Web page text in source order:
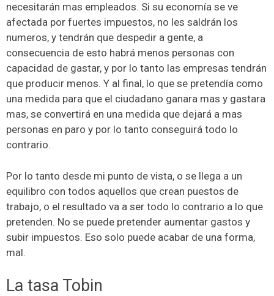
necesitarán mas empleados. Si su economía se ve
afectada por fuertes impuestos, no les saldrán los
numeros, y tendrán que despedir a gente, a
consecuencia de esto habrá menos personas con
capacidad de gastar, y por lo tanto las empresas tendrán
que producir menos. Y al final, lo que se pretendía como
una medida para que el ciudadano ganara mas y gastara
mas, se convertirá en una medida que dejará a mas
personas en paro y por lo tanto conseguirá todo lo
contrario.
Por lo tanto desde mi punto de vista, o se llega a un
equilibro con todos aquellos que crean puestos de
trabajo, o el resultado va a ser todo lo contrario a lo que
pretenden. No se puede pretender aumentar gastos y
subir impuestos. Eso solo puede acabar de una forma,
mal.
La tasa Tobin